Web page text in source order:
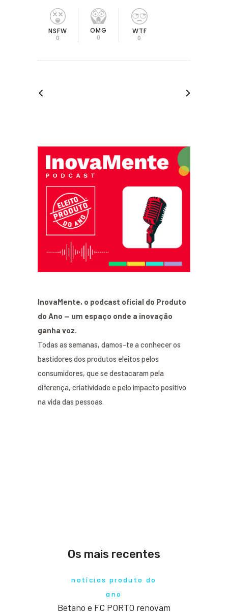
NSFW
0
OMG
0
WTF
0
InovaMente, o podcast oficial do Produto
do Ano — um espaço onde a inovação
ganha voz.
Todas as semanas, damos-te a conhecer os
bastidores dos produtos eleitos pelos
consumidores, que se destacaram pela
diferença, criatividade e pelo impacto positivo
na vida das pessoas.
Os mais recentes
notícias produto do
ano
Betano e FC PORTO renovam